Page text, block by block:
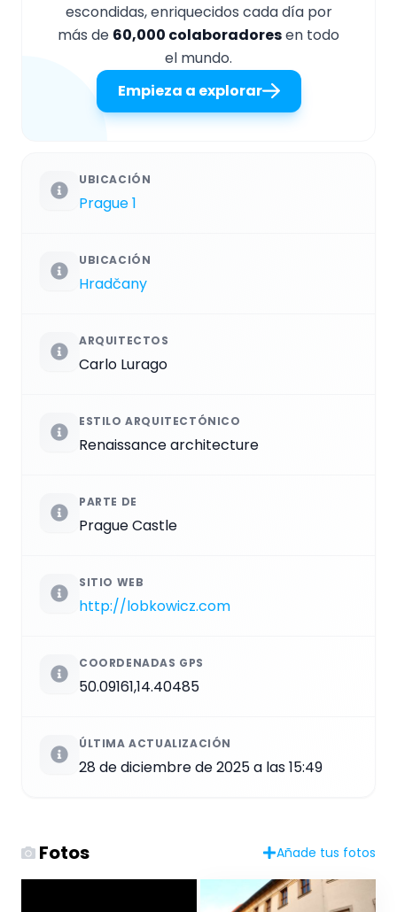
escondidas, enriquecidos cada día por
más de 60,000 colaboradoresen todo
el mundo.
Empieza a explorar
UBICACIÓN
Prague 1
UBICACIÓN
Hradčany
ARQUITECTOS
Carlo Lurago
ESTILO ARQUITECTÓNICO
Renaissance architecture
PARTE DE
Prague Castle
SITIO WEB
http://lobkowicz.com
COORDENADAS GPS
50.09161,14.40485
ÚLTIMA ACTUALIZACIÓN
28 de diciembre de 2025 a las 15:49
Fotos Añade tus fotos